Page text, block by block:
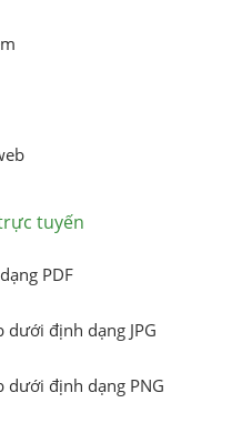
tuyến
PDF
định dạng JPG
dưới định dạng PNG